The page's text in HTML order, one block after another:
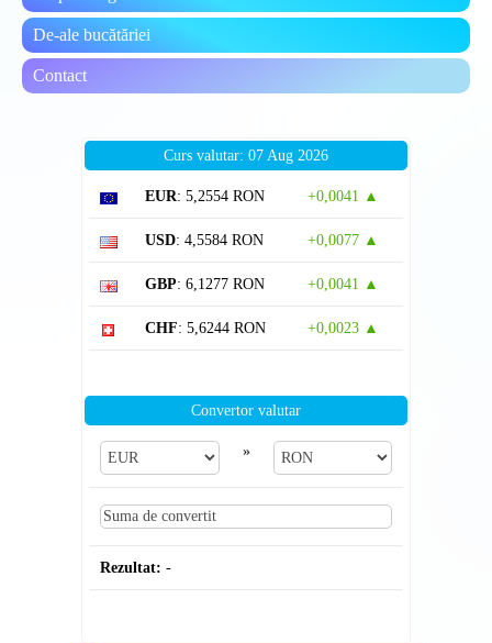
De-ale bucătăriei
Contact
Curs valutar: 07 Aug 2026
EUR: 5,2554 RON +0,0041 ▲
USD: 4,5584 RON +0,0077 ▲
GBP: 6,1277 RON +0,0041 ▲
CHF: 5,6244 RON +0,0023 ▲
Convertor valutar
»
Rezultat: -